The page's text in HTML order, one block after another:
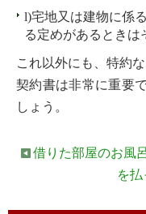
l)宅地又は建物に係
る定めがあるときは
これ以外にも、特約
契約書は非常に重要
しょう。
借りた部屋のお風
を